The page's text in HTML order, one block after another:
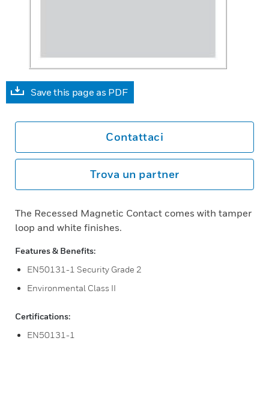
Save this page as PDF
Contattaci
Trova un partner
The Recessed Magnetic Contact comes with tamper
loop and white finishes.
Features & Benefits:
EN50131-1 Security Grade 2
Environmental Class II
Certifications:
EN50131-1